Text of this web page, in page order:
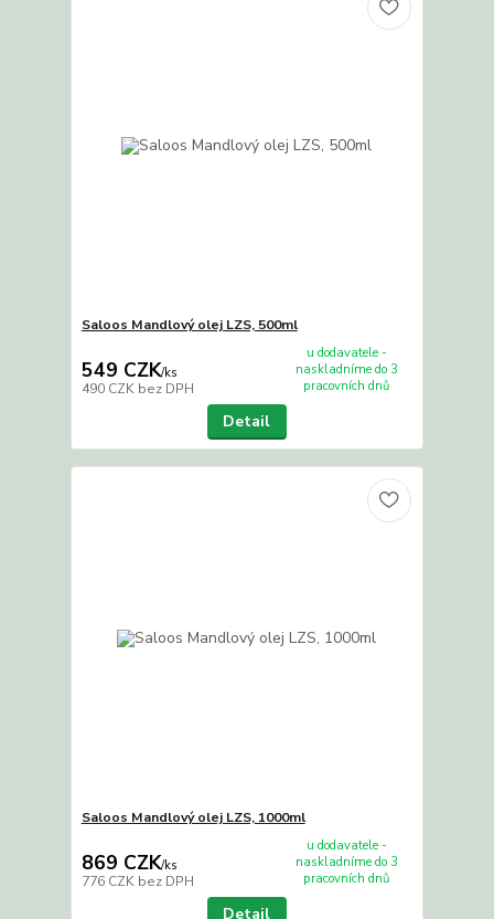
Saloos Mandlový olej LZS, 500ml
549 CZK/ks
490 CZK bez DPH
u dodavatele -
naskladníme do 3
pracovních dnů
Detail
Saloos Mandlový olej LZS, 1000ml
869 CZK/ks
776 CZK bez DPH
u dodavatele -
naskladníme do 3
pracovních dnů
Detail